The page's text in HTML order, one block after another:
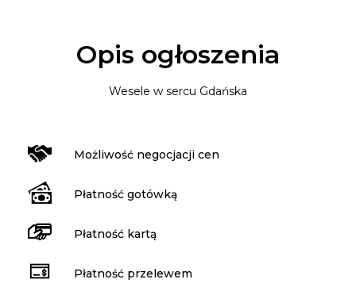
Opis ogłoszenia
Wesele w sercu Gdańska
Możliwość negocjacji cen
Płatność gotówką
Płatność kartą
Płatność przelewem